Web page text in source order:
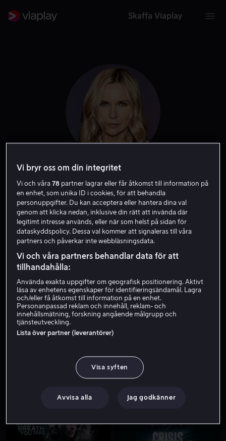
Skaffa Viaplay
Veronica Ferres
Skådespelare Producent
Bara hos oss Bara hos oss
Vi bryr oss om din integritet
Vi och våra78 partner lagrar eller får åtkomst till information på
en enhet, som unika ID i cookies, för att behandla
personuppgifter. Du kan acceptera eller hantera dina val
genom att klicka nedan, inklusive din rätt att invända där
legitimt intresse används, eller när som helst på sidan för
dataskyddspolicy. Dessa val kommer att signaleras till våra
partners och påverkar inte webbläsningsdata.
Vi och våra partners behandlar data för att
tillhandahålla:
Använda exakta uppgifter om geografisk positionering. Aktivt
läsa av enhetens egenskaper för identifieringsändamål. Lagra
och/eller få åtkomst till information på en enhet.
Personanpassad reklam och innehåll, reklam- och
innehållsmätning, forskning angående målgrupp och
tjänsteutveckling.
Lista över partner (leverantörer)
Visa syften
Avvisa alla Jag godkänner